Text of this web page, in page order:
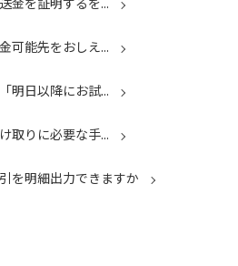
可能先をおしえ...
明日以降にお試...
取りに必要な手...
を明細出力できますか